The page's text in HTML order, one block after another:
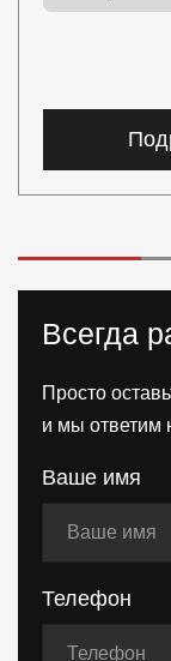
Всегда
Просто
и мы ответим
Ваше имя
Телефон